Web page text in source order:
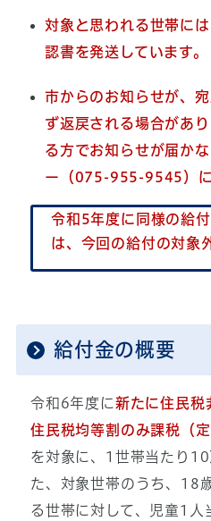
対象と思われる世帯に
認書を発送しています。
市からのお知らせが、
ず返戻される場合があり
る方でお知らせが届か
ー（075-955-9545）に
令和5年度に同様の給
は、今回の給付の対象
給付金の概要
令和6年度に新たに住民税
住民税均等割のみ課税（
を対象に、1世帯当たり
た、対象世帯のうち、18
る世帯に対して、児童1人